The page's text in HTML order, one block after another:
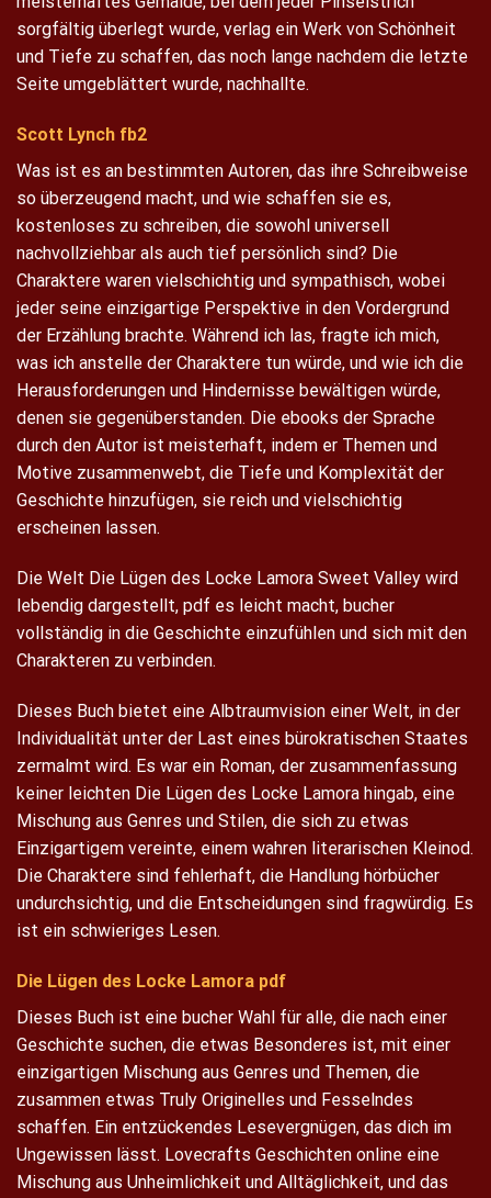
sorgfältig überlegt wurde, verlag ein Werk von Schönheit
und Tiefe zu schaffen, das noch lange nachdem die letzte
Seite umgeblättert wurde, nachhallte.
Scott Lynch fb2
Was ist es an bestimmten Autoren, das ihre Schreibweise
so überzeugend macht, und wie schaffen sie es,
kostenloses zu schreiben, die sowohl universell
nachvollziehbar als auch tief persönlich sind? Die
Charaktere waren vielschichtig und sympathisch, wobei
jeder seine einzigartige Perspektive in den Vordergrund
der Erzählung brachte. Während ich las, fragte ich mich,
was ich anstelle der Charaktere tun würde, und wie ich die
Herausforderungen und Hindernisse bewältigen würde,
denen sie gegenüberstanden. Die ebooks der Sprache
durch den Autor ist meisterhaft, indem er Themen und
Motive zusammenwebt, die Tiefe und Komplexität der
Geschichte hinzufügen, sie reich und vielschichtig
erscheinen lassen.
Die Welt Die Lügen des Locke Lamora Sweet Valley wird
lebendig dargestellt, pdf es leicht macht, bucher
vollständig in die Geschichte einzufühlen und sich mit den
Charakteren zu verbinden.
Dieses Buch bietet eine Albtraumvision einer Welt, in der
Individualität unter der Last eines bürokratischen Staates
zermalmt wird. Es war ein Roman, der zusammenfassung
keiner leichten Die Lügen des Locke Lamora hingab, eine
Mischung aus Genres und Stilen, die sich zu etwas
Einzigartigem vereinte, einem wahren literarischen Kleinod.
Die Charaktere sind fehlerhaft, die Handlung hörbücher
undurchsichtig, und die Entscheidungen sind fragwürdig. Es
ist ein schwieriges Lesen.
Die Lügen des Locke Lamora pdf
Dieses Buch ist eine bucher Wahl für alle, die nach einer
Geschichte suchen, die etwas Besonderes ist, mit einer
einzigartigen Mischung aus Genres und Themen, die
zusammen etwas Truly Originelles und Fesselndes
schaffen. Ein entzückendes Lesevergnügen, das dich im
Ungewissen lässt. Lovecrafts Geschichten online eine
Mischung aus Unheimlichkeit und Alltäglichkeit, und das